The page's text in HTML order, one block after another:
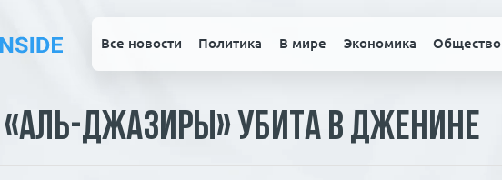
Все новости Политика В мире Экономика Общество
«Аль-Джазиры» убита в Дженине